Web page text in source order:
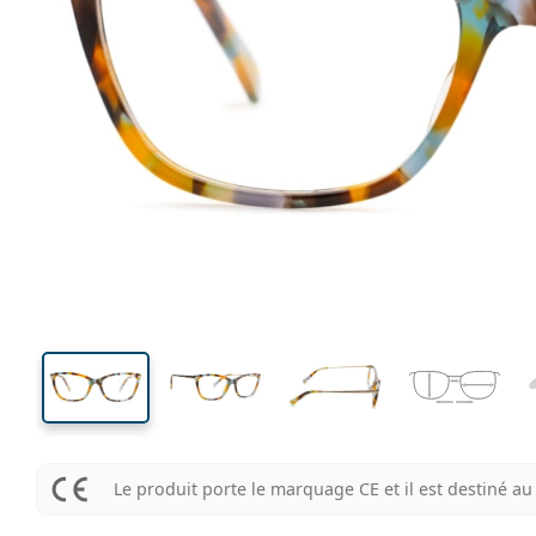
Largeur des verres
39 mm
Largeur des verres Largeur des verres
Largeur
des verres
Le produit porte le marquage CE et il est destiné